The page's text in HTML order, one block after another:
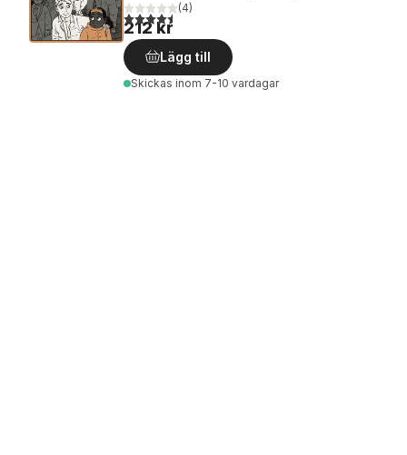
4,5utav 5 stjärnor. Totalt antal röster:
(4)
212 kr
Lägg till
Skickas inom 7-10 vardagar